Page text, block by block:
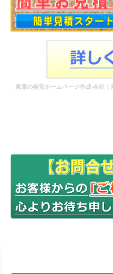
東灘の格安ホームページ作成-会社